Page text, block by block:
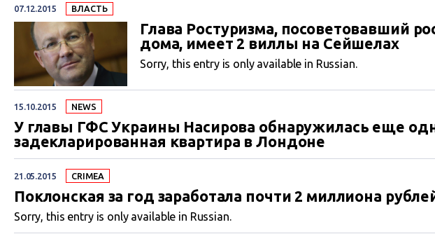
07.12.2015 ВЛАСТЬ
Глава Ростуризма, посоветовавший
дома, имеет 2 виллы на Сейшелах
Sorry, this entry is only available in Russian.
15.10.2015 NEWS
У главы ГФС Украины Насирова обнаружилась еще
задекларированная квартира в Лондоне
21.05.2015 CRIMEA
Поклонская за год заработала почти 2 миллиона
Sorry, this entry is only available in Russian.